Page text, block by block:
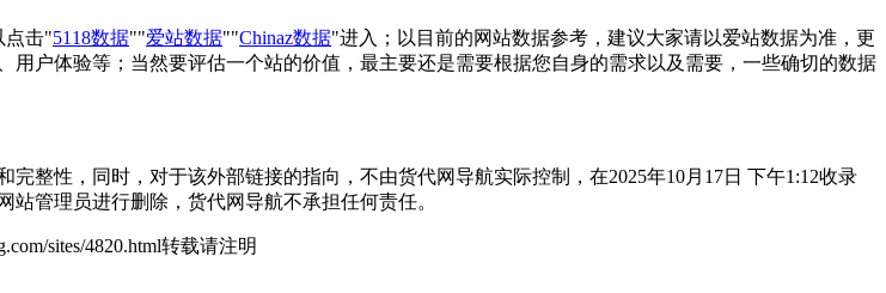
点击"5118数据""爱站数据""Chinaz数据"进入；以目前的网站数据参考，建议大家请以爱站数据为准，更
户体验等；当然要评估一个站的价值，最主要还是需要根据您自身的需求以及需要，一些确切的数据
整性，同时，对于该外部链接的指向，不由货代网导航实际控制，在2025年10月17日 下午1:12收录
管理员进行删除，货代网导航不承担任何责任。
sites/4820.html转载请注明